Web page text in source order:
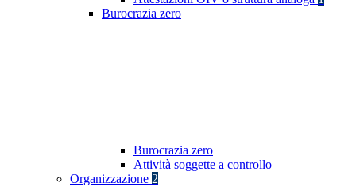
Burocrazia zero
Burocrazia zero
Attività soggette a controllo
Organizzazione 2